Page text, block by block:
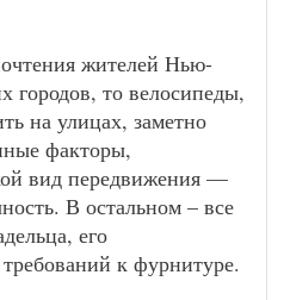
жителей Нью-
городов, то велосипеды,
на улицах, заметно
факторы,
вид передвижения —
В остальном – все
его
к фурнитуре.